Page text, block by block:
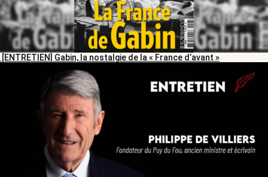
[ENTRETIEN] Gabin, la nostalgie de la « France d’avant »